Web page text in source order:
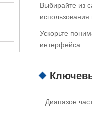
Выбирайте из
Ускорьте
интерфейса.
Диапазон